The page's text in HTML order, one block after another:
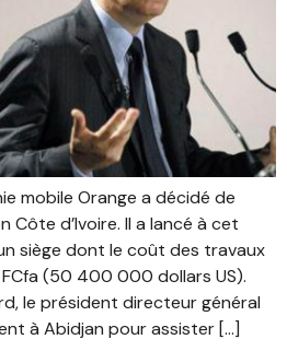
mobile Orange a décidé de
Côte d’Ivoire. Il a lancé à cet
siège dont le coût des travaux
(50 400 000 dollars US).
le président directeur général
à Abidjan pour assister […]